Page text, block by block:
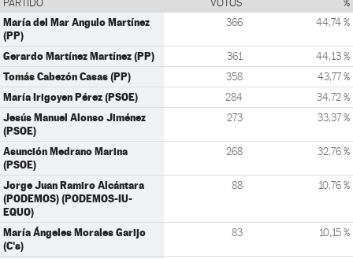
PARTIDO VOTOS %
María del Mar Angulo Martínez
(PP)
366 44,74 %
Gerardo Martínez Martínez (PP) 361 44,13 %
Tomás Cabezón Casas (PP) 358 43,77 %
María Irigoyen Pérez (PSOE) 284 34,72 %
Jesús Manuel Alonso Jiménez
(PSOE)
273 33,37 %
Asunción Medrano Marina
(PSOE)
268 32,76 %
Jorge Juan Ramiro Alcántara
(PODEMOS) (PODEMOS-IU-
EQUO)
88 10,76 %
María Ángeles Morales Garijo
(C's)
83 10,15 %